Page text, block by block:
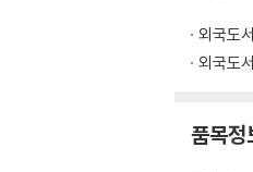
외국도서
외국도서
품목정